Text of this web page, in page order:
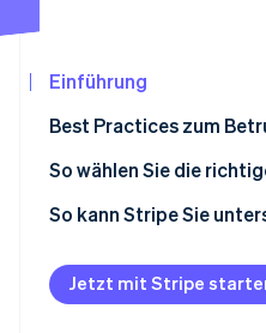
CO₂-Entnahme
Stripe-
Erfahren Sie,
Jetzt ansehen
Einführung
Best Practices zum
So wählen Sie die
So kann Stripe Sie
Jetzt mit Stripe